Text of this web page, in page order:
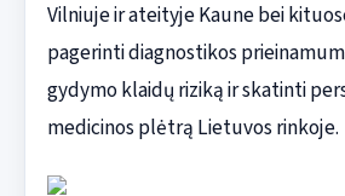
Vilniuje ir ateityje Kaune bei
pagerinti diagnostikos
gydymo klaidų riziką ir skatinti
medicinos plėtrą Lietuvos rinkoje.